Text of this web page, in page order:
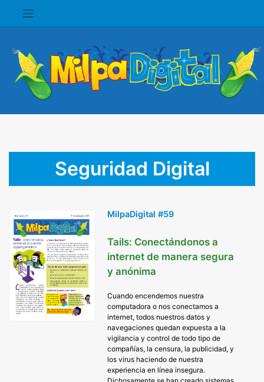
Seguridad Digital
MilpaDigital #59
Tails: Conectándonos a
internet de manera segura
y anónima
Cuando encendemos nuestra
computadora o nos conectamos a
internet, todos nuestros datos y
navegaciones quedan expuesta a la
vigilancia y control de todo tipo de
compañías, la censura, la publicidad, y
los virus haciendo de nuestra
experiencia en línea insegura.